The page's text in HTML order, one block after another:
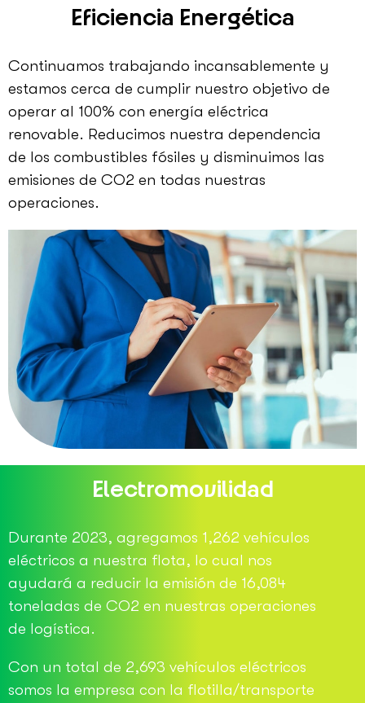
Eficiencia Energética
Continuamos trabajando incansablemente y
estamos cerca de cumplir nuestro objetivo de
operar al 100% con energía eléctrica
renovable. Reducimos nuestra dependencia
de los combustibles fósiles y disminuimos las
emisiones de CO2 en todas nuestras
operaciones.
Electromovilidad
Durante 2023, agregamos 1,262 vehículos
eléctricos a nuestra flota, lo cual nos
ayudará a reducir la emisión de 16,084
toneladas de CO2 en nuestras operaciones
de logística.
Con un total de 2,693 vehículos eléctricos
somos la empresa con la flotilla/transporte